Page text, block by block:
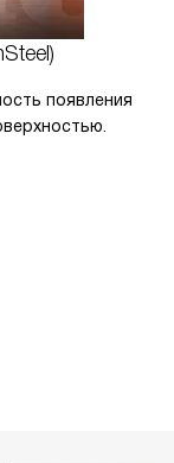
появления